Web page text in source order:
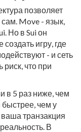
позволяет
Move - язык,
Но в Sui он
игру, где
- и сеть
риск, что при
в 5 раз ниже, чем
чем у
ваша транзакция
В